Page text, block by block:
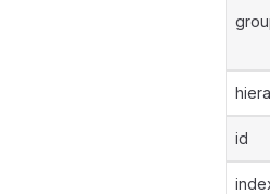
id